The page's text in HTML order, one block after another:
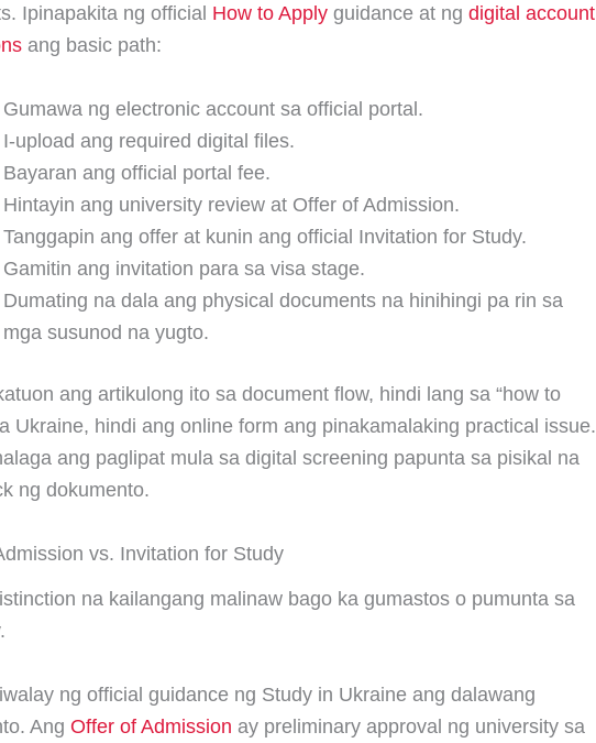
Ipinapakita ng official How to Apply guidance at ng digital account
ang basic path:
Gumawa ng electronic account sa official portal.
I-upload ang required digital files.
Bayaran ang official portal fee.
Hintayin ang university review at Offer of Admission.
Tanggapin ang offer at kunin ang official Invitation for Study.
Gamitin ang invitation para sa visa stage.
Dumating na dala ang physical documents na hinihingi pa rin sa
mga susunod na yugto.
ang artikulong ito sa document flow, hindi lang sa “how to
Ukraine, hindi ang online form ang pinakamalaking practical issue.
ang paglipat mula sa digital screening papunta sa pisikal na
ng dokumento.
vs. Invitation for Study
na kailangang malinaw bago ka gumastos o pumunta sa
ng official guidance ng Study in Ukraine ang dalawang
Ang Offer of Admission ay preliminary approval ng university sa